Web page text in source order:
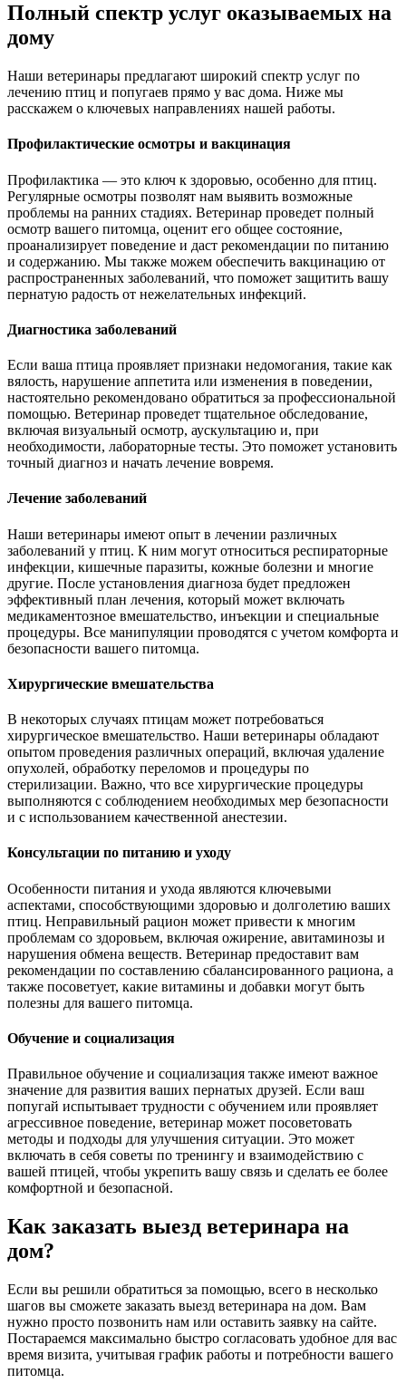
Полный спектр услуг оказываемых на
дому
Наши ветеринары предлагают широкий спектр услуг по
лечению птиц и попугаев прямо у вас дома. Ниже мы
расскажем о ключевых направлениях нашей работы.
Профилактические осмотры и вакцинация
Профилактика — это ключ к здоровью, особенно для птиц.
Регулярные осмотры позволят нам выявить возможные
проблемы на ранних стадиях. Ветеринар проведет полный
осмотр вашего питомца, оценит его общее состояние,
проанализирует поведение и даст рекомендации по питанию
и содержанию. Мы также можем обеспечить вакцинацию от
распространенных заболеваний, что поможет защитить вашу
пернатую радость от нежелательных инфекций.
Диагностика заболеваний
Если ваша птица проявляет признаки недомогания, такие как
вялость, нарушение аппетита или изменения в поведении,
настоятельно рекомендовано обратиться за профессиональной
помощью. Ветеринар проведет тщательное обследование,
включая визуальный осмотр, аускультацию и, при
необходимости, лабораторные тесты. Это поможет установить
точный диагноз и начать лечение вовремя.
Лечение заболеваний
Наши ветеринары имеют опыт в лечении различных
заболеваний у птиц. К ним могут относиться респираторные
инфекции, кишечные паразиты, кожные болезни и многие
другие. После установления диагноза будет предложен
эффективный план лечения, который может включать
медикаментозное вмешательство, инъекции и специальные
процедуры. Все манипуляции проводятся с учетом комфорта и
безопасности вашего питомца.
Хирургические вмешательства
В некоторых случаях птицам может потребоваться
хирургическое вмешательство. Наши ветеринары обладают
опытом проведения различных операций, включая удаление
опухолей, обработку переломов и процедуры по
стерилизации. Важно, что все хирургические процедуры
выполняются с соблюдением необходимых мер безопасности
и с использованием качественной анестезии.
Консультации по питанию и уходу
Особенности питания и ухода являются ключевыми
аспектами, способствующими здоровью и долголетию ваших
птиц. Неправильный рацион может привести к многим
проблемам со здоровьем, включая ожирение, авитаминозы и
нарушения обмена веществ. Ветеринар предоставит вам
рекомендации по составлению сбалансированного рациона, а
также посоветует, какие витамины и добавки могут быть
полезны для вашего питомца.
Обучение и социализация
Правильное обучение и социализация также имеют важное
значение для развития ваших пернатых друзей. Если ваш
попугай испытывает трудности с обучением или проявляет
агрессивное поведение, ветеринар может посоветовать
методы и подходы для улучшения ситуации. Это может
включать в себя советы по тренингу и взаимодействию с
вашей птицей, чтобы укрепить вашу связь и сделать ее более
комфортной и безопасной.
Как заказать выезд ветеринара на
дом?
Если вы решили обратиться за помощью, всего в несколько
шагов вы сможете заказать выезд ветеринара на дом. Вам
нужно просто позвонить нам или оставить заявку на сайте.
Постараемся максимально быстро согласовать удобное для вас
время визита, учитывая график работы и потребности вашего
питомца.